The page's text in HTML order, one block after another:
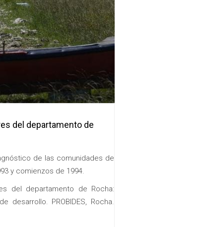
del departamento de
de las comunidades de
y comienzos de 1994.
del departamento de Rocha:
desarrollo. PROBIDES, Rocha.